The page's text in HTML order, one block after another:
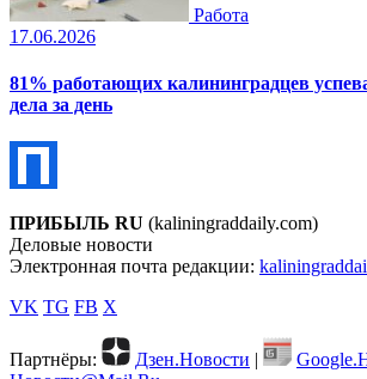
Работа
17.06.2026
81% работающих калининградцев
дела за день
ПРИБЫЛЬ RU (kaliningraddaily.com)
Деловые новости
Электронная почта редакции:
VK TG FB X
Партнёры: Дзен.Новости |